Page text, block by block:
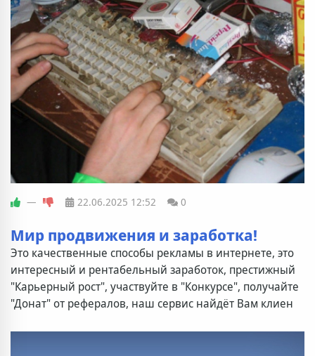
— 22.06.2025 12:52 0
Мир продвижения и заработка!
Это качественные способы рекламы в интернете, это
интересный и рентабельный заработок, престижный
"Карьерный рост", участвуйте в "Конкурсе", получайте
"Донат" от рефералов, наш сервис найдёт Вам клиен